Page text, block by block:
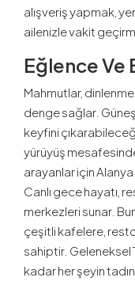
alışveriş yapmak,
ailenizle vakit
Eğlence Ve
Mahmutlar,
denge sağlar.
keyfini
yürüyüş
arayanlar için
Canlı gece hayatı,
merkezleri sunar.
çeşitli kafelere,
sahiptir. Geleneksel
kadar her şeyin